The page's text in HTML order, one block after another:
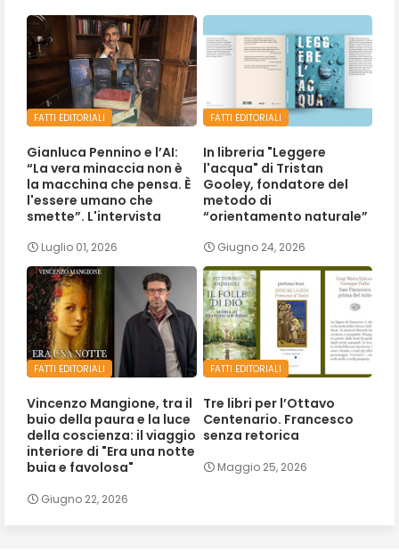
FATTI EDITORIALI
Gianluca Pennino e l’AI:
“La vera minaccia non è
la macchina che pensa. È
l'essere umano che
smette”. L'intervista
Luglio 01, 2026
FATTI EDITORIALI
In libreria "Leggere
l'acqua" di Tristan
Gooley, fondatore del
metodo di
“orientamento naturale”
Giugno 24, 2026
FATTI EDITORIALI
Vincenzo Mangione, tra il
buio della paura e la luce
della coscienza: il viaggio
interiore di "Era una notte
buia e favolosa"
Giugno 22, 2026
FATTI EDITORIALI
Tre libri per l’Ottavo
Centenario. Francesco
senza retorica
Maggio 25, 2026